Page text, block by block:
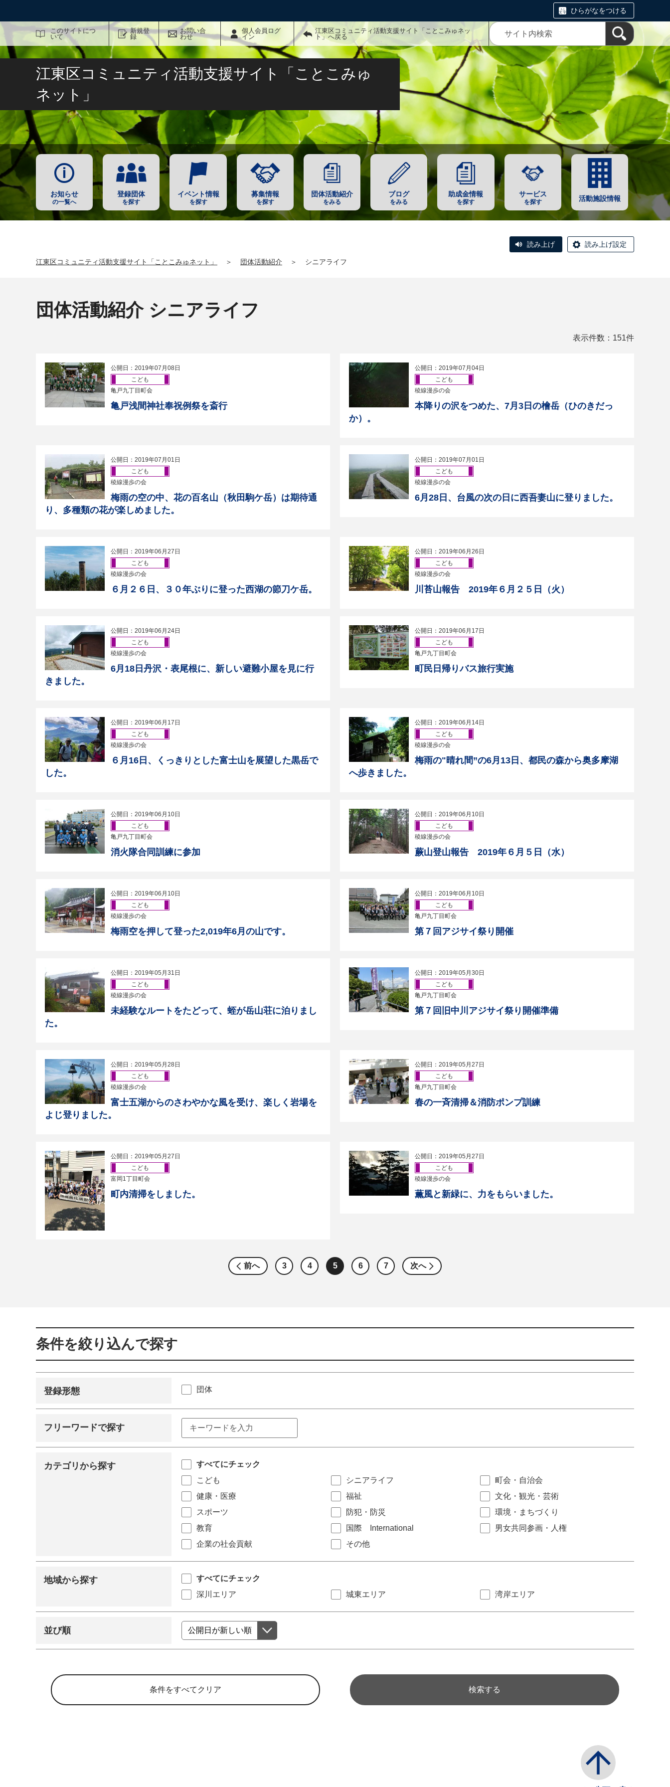
ひらがなをつける
このサイトにつ
いて
新規登
録
お問い合
わせ
個人会員ログ
イン
江東区コミュニティ活動支援サイト「ことこみゅネッ
ト」へ戻る
サイト内検索
江東区コミュニティ活動支援サイト「ことこみゅ
ネット」
お知らせ
の一覧へ
登録団体
を探す
イベント情報
を探す
募集情報
を探す
団体活動紹介
をみる
ブログ
をみる
助成金情報
を探す
サービス
を探す 活動施設情報
読み上げ 読み上げ設定
江東区コミュニティ活動支援サイト「ことこみゅネット」 ＞ 団体活動紹介 ＞ シニアライフ
団体活動紹介 シニアライフ
表示件数：151件
公開日：2019年07月08日
こども
亀戸九丁目町会
亀戸浅間神社奉祝例祭を斎行
公開日：2019年07月04日
こども
稜線漫歩の会
本降りの沢をつめた、7月3日の檜岳（ひのきだっ
か）。
公開日：2019年07月01日
こども
稜線漫歩の会
梅雨の空の中、花の百名山（秋田駒ケ岳）は期待通
り、多種類の花が楽しめました。
公開日：2019年07月01日
こども
稜線漫歩の会
6月28日、台風の次の日に西吾妻山に登りました。
公開日：2019年06月27日
こども
稜線漫歩の会
６月２６日、３０年ぶりに登った西湖の節刀ケ岳。
公開日：2019年06月26日
こども
稜線漫歩の会
川苔山報告 2019年６月２５日（火）
公開日：2019年06月24日
こども
稜線漫歩の会
6月18日丹沢・表尾根に、新しい避難小屋を見に行
きました。
公開日：2019年06月17日
こども
亀戸九丁目町会
町民日帰りバス旅行実施
公開日：2019年06月17日
こども
稜線漫歩の会
６月16日、くっきりとした富士山を展望した黒岳で
した。
公開日：2019年06月14日
こども
稜線漫歩の会
梅雨の"晴れ間”の6月13日、都民の森から奥多摩湖
へ歩きました。
公開日：2019年06月10日
こども
亀戸九丁目町会
消火隊合同訓練に参加
公開日：2019年06月10日
こども
稜線漫歩の会
蕨山登山報告 2019年６月５日（水）
公開日：2019年06月10日
こども
稜線漫歩の会
梅雨空を押して登った2,019年6月の山です。
公開日：2019年06月10日
こども
亀戸九丁目町会
第７回アジサイ祭り開催
公開日：2019年05月31日
こども
稜線漫歩の会
未経験なルートをたどって、蛭が岳山荘に泊りまし
た。
公開日：2019年05月30日
こども
亀戸九丁目町会
第７回旧中川アジサイ祭り開催準備
公開日：2019年05月28日
こども
稜線漫歩の会
富士五湖からのさわやかな風を受け、楽しく岩場を
よじ登りました。
公開日：2019年05月27日
こども
亀戸九丁目町会
春の一斉清掃＆消防ポンプ訓練
公開日：2019年05月27日
こども
富岡1丁目町会
町内清掃をしました。
公開日：2019年05月27日
こども
稜線漫歩の会
薫風と新緑に、力をもらいました。
前へ 3 4 5 6 7 次へ
条件を絞り込んで探す
登録形態 団体
フリーワードで探す
カテゴリから探す
すべてにチェック
こども
シニアライフ
町会・自治会
健康・医療
福祉
文化・観光・芸術
スポーツ
防犯・防災
環境・まちづくり
教育
国際 International
男女共同参画・人権
企業の社会貢献
その他
地域から探す
すべてにチェック
深川エリア
城東エリア 湾岸エリア
並び順
検索する